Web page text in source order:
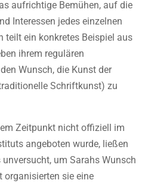
aufrichtige Bemühen, auf die
Interessen jedes einzelnen
teilt ein konkretes Beispiel aus
ihrem regulären
Wunsch, die Kunst der
Schriftkunst) zu
Zeitpunkt nicht offiziell im
angeboten wurde, ließen
um Sarahs Wunsch
organisierten sie eine